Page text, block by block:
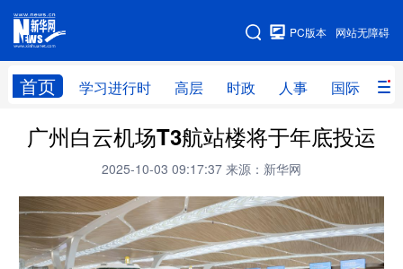
网站无障碍
PC版本
首页 学习进行时 高层 时政 人事 国际 财
网站地图
学习进行时 高层 时政 人事
财经 网评
台湾 思客智库 全球连线 教育
科技 科创 量子 体育
广州白云机场T3航站楼将于年底投运
2025-10-03 09:17:37 来源：新华网